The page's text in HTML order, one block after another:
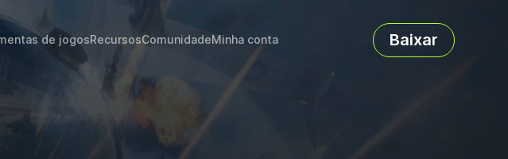
de jogosRecursosComunidadeMinha conta Baixar